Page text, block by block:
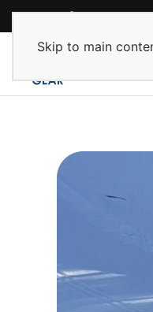
Skip to main
Miễn phí cho đơn